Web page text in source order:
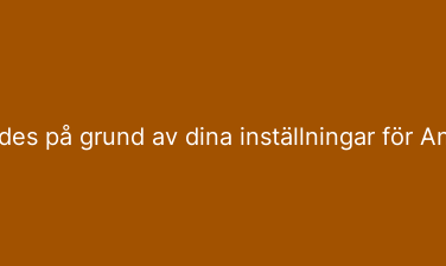
på grund av dina inställningar för